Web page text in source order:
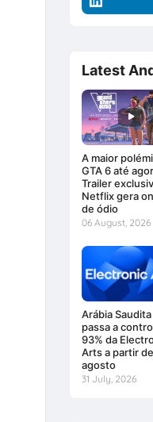
Latest
A maior
GTA 6 até
Trailer
Netflix gera
de ódio
06 August, 2026
Arábia Saudita
passa a
93% da
Arts a partir
agosto
31 July, 2026